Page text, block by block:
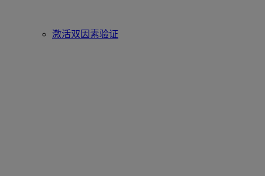
激活双因素验证